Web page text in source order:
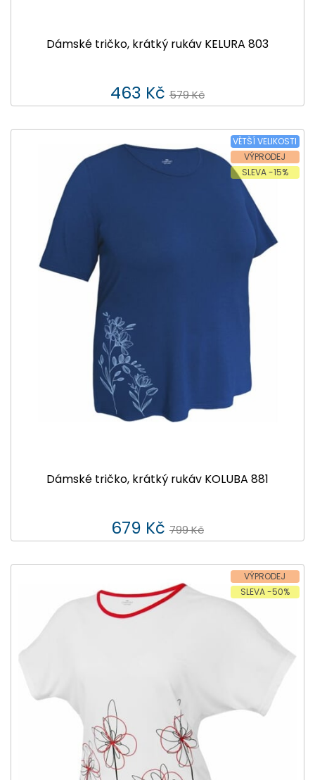
Dámské tričko, krátký rukáv KELURA 803
463 Kč 579 Kč
VĚTŠÍ VELIKOSTI
VÝPRODEJ
SLEVA -15%
Dámské tričko, krátký rukáv KOLUBA 881
679 Kč 799 Kč
VÝPRODEJ
SLEVA -50%